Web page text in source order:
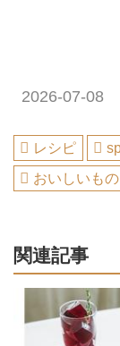
2026-07-08
レシピ
おいしいもの
関連記事